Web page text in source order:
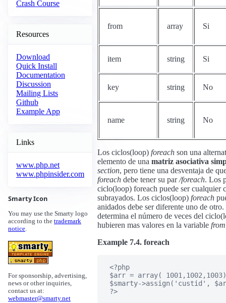
Crash Course
Resources
Download
Quick Install
Documentation
Discussion
Mailing Lists
Github
Example App
Links
www.php.net
www.phpinsider.com
Smarty Icon
You may use the Smarty logo
according to the trademark
notice.
For sponsorship, advertising,
news or other inquiries,
contact us at:
webmaster@smarty.net
from array Si
item string Si
key string No
name string No
Los ciclos(loop) foreach son una
elemento de una matriz asociativa
section, pero tiene una desventaja de
foreach debe tener su par/foreach. Los
ciclo(loop) foreach puede ser cualquier
subrayados. Los ciclos(loop) foreach
anidados debe ser diferente uno de
determina el número de veces del
hubieren mas valores en la variable from
Example 7.4. foreach
   <?php
$arr = array(
$smarty->assign('custid',
   ?>